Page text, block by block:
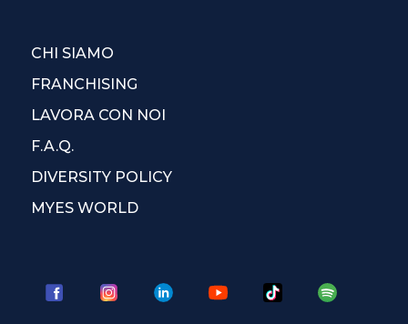
CHI SIAMO
FRANCHISING
LAVORA CON NOI
F.A.Q.
DIVERSITY POLICY
MYES WORLD